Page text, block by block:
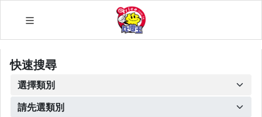
快速搜尋